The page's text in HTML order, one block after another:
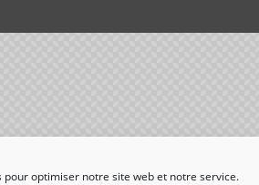
pour optimiser notre site web et notre service.